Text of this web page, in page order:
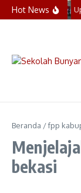
Lewati ke konten
Hot News
Beranda /fpp
bekasi